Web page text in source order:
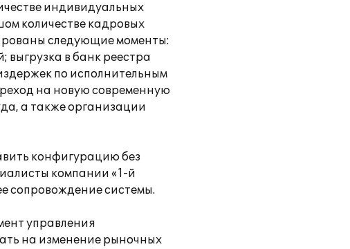
индивидуальных
количестве кадровых
следующие моменты:
выгрузка в банк реестра
по исполнительным
на новую современную
а также организации
конфигурацию без
компании «1-й
сопровождение системы.
управления
на изменение рыночных